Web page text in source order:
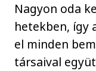
Nagyon oda
hetekben, így
el minden
társaival